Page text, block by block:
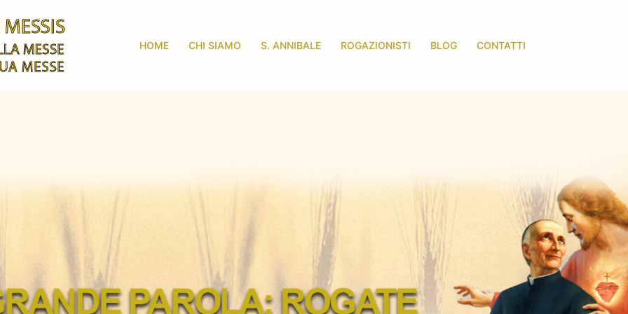
HOME CHI SIAMO S. ANNIBALE ROGAZIONISTI BLOG CONTATTI